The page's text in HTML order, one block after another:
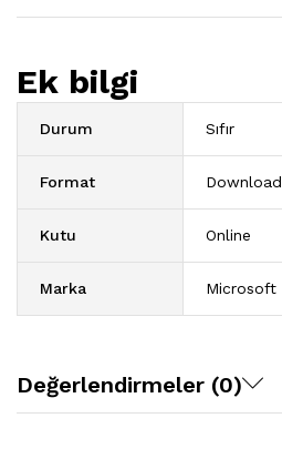
Ek bilgi
Durum Sıfır
Format Download
Kutu Online
Marka Microsoft
Değerlendirmeler (0)